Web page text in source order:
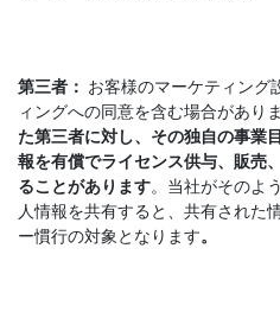
第三者： お客様のマーケティング
ィングへの同意を含む場合があり
た第三者に対し、その独自の事業
報を有償でライセンス供与、販売
ることがあります。当社がそのよ
人情報を共有すると、共有された
ー慣行の対象となります。